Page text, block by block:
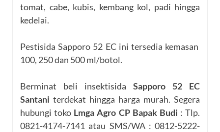
tomat, cabe, kubis, kembang kol, padi hingga
kedelai.
Pestisida Sapporo 52 EC ini tersedia kemasan
100, 250 dan 500 ml/botol.
Berminat beli insektisida Sapporo 52 EC
Santani terdekat hingga harga murah. Segera
hubungi toko Lmga Agro CP Bapak Budi : Tlp.
0821-4174-7141 atau SMS/WA : 0812-5222-